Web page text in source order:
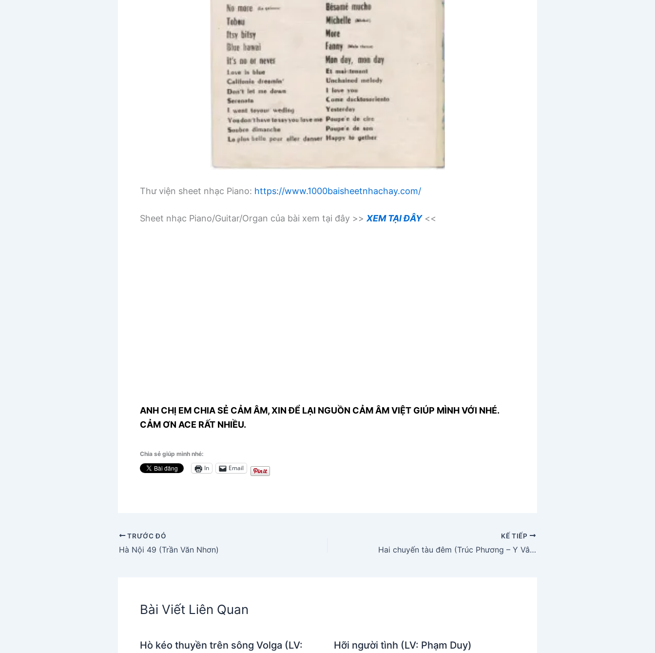
Thư viện sheet nhạc Piano: https://www.1000baisheetnhachay.com/
Sheet nhạc Piano/Guitar/Organ của bài xem tại đây >> XEM TẠI ĐÂY<<
ANH CHỊ EM CHIA SẺ CẢM ÂM, XIN ĐỂ LẠI NGUỒN CẢM ÂM VIỆT GIÚP MÌNH VỚI NHÉ.
CẢM ƠN ACE RẤT NHIỀU.
Chia sẻ giúp mình nhé:
In Email
TRƯỚC ĐÓ
Hà Nội 49 (Trần Văn Nhơn)
KẾ TIẾP
Hai chuyến tàu đêm (Trúc Phương – Y Vân)
Bài Viết Liên Quan
Hò kéo thuyền trên sông Volga (LV: Hỡi người tình (LV: Phạm Duy)